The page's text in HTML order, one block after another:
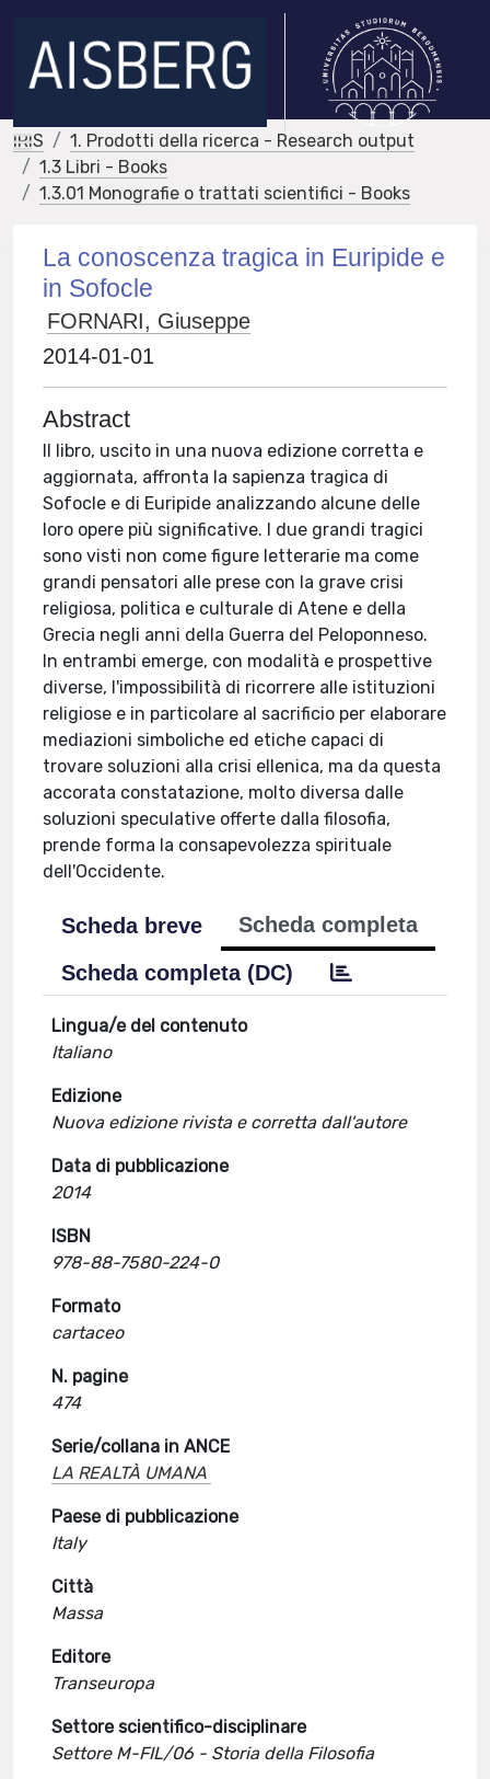
IRIS
1. Prodotti della ricerca - Research output
1.3 Libri - Books
1.3.01 Monografie o trattati scientifici - Books
La conoscenza tragica in Euripide e
in Sofocle
FORNARI, Giuseppe
2014-01-01
Abstract
Il libro, uscito in una nuova edizione corretta e
aggiornata, affronta la sapienza tragica di
Sofocle e di Euripide analizzando alcune delle
loro opere più significative. I due grandi tragici
sono visti non come figure letterarie ma come
grandi pensatori alle prese con la grave crisi
religiosa, politica e culturale di Atene e della
Grecia negli anni della Guerra del Peloponneso.
In entrambi emerge, con modalità e prospettive
diverse, l'impossibilità di ricorrere alle istituzioni
religiose e in particolare al sacrificio per elaborare
mediazioni simboliche ed etiche capaci di
trovare soluzioni alla crisi ellenica, ma da questa
accorata constatazione, molto diversa dalle
soluzioni speculative offerte dalla filosofia,
prende forma la consapevolezza spirituale
dell'Occidente.
Scheda breve
Scheda completa
Scheda completa (DC)
Lingua/e del contenuto
Italiano
Edizione
Nuova edizione rivista e corretta dall'autore
Data di pubblicazione
2014
ISBN
978-88-7580-224-0
Formato
cartaceo
N. pagine
474
Serie/collana in ANCE
LA REALTÀ UMANA
Paese di pubblicazione
Italy
Città
Massa
Editore
Transeuropa
Settore scientifico-disciplinare
Settore M-FIL/06 - Storia della Filosofia